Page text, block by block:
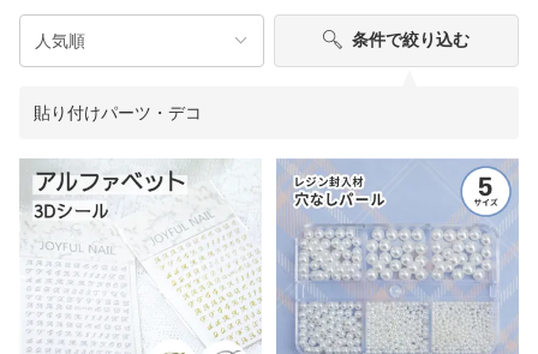
条件で絞り込む
貼り付けパーツ・デコ